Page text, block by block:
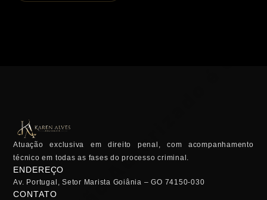
Atuação exclusiva em direito penal, com acompanhamento
técnico em todas as fases do processo criminal.
ENDEREÇO
Av. Portugal, Setor Marista Goiânia – GO 74150-030
CONTATO